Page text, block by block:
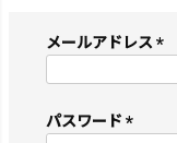
メールアドレス
須)
パスワード